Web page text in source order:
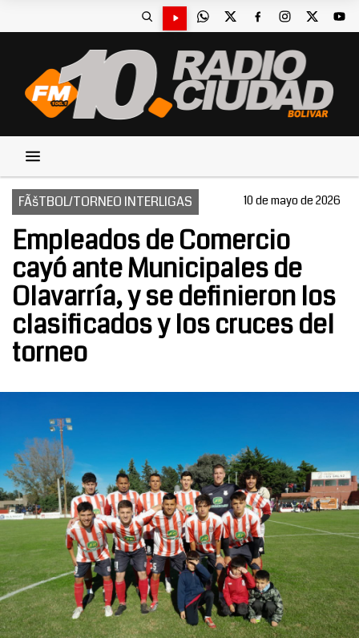
FÃšTBOL/TORNEO INTERLIGAS 10 de mayo de 2026
Empleados de Comercio
cayó ante Municipales de
Olavarría, y se definieron los
clasificados y los cruces del
torneo